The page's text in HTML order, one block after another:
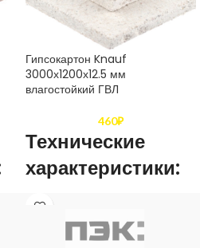
Гипсокартон Knauf
3000х1200х12.5 мм
влагостойкий ГВЛ
460₽
Технические
характеристики:
Толщина